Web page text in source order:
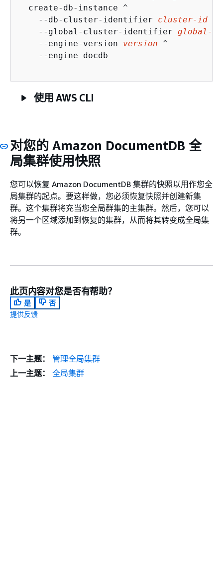
  create-db-instance ^
    --db-cluster-identifier
cluster-id
    --global-cluster-identifier
global-
    --engine-version
version ^
    --engine docdb
使用 AWS CLI
对您的 Amazon DocumentDB 全
局集群使用快照
您可以恢复 Amazon DocumentDB 集群的快照以用作您全
局集群的起点。要这样做，您必须恢复快照并创建新集
群。这个集群将充当您全局群集的主集群。然后，您可以
将另一个区域添加到恢复的集群，从而将其转变成全局集
群。
此页内容对您是否有帮助？
是
否
提供反馈
下一主题：
管理全局集群
上一主题：
全局集群